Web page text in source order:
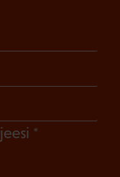
(Pakollinen)